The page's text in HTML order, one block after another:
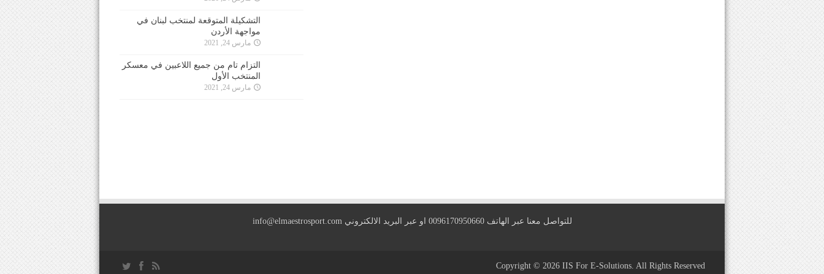
التشكيلة المتوقعة لمنتخب لبنان في
مواجهة الأردن
مارس 24, 2021
التزام تام من جميع اللاعبين في معسكر
المنتخب الأول
مارس 24, 2021
للتواصل معنا عبر الهاتف 0096170950660 او عبر البريد الالكتروني info@elmaestrosport.com
Copyright © 2026 IIS For E-Solutions. All Rights Reserved